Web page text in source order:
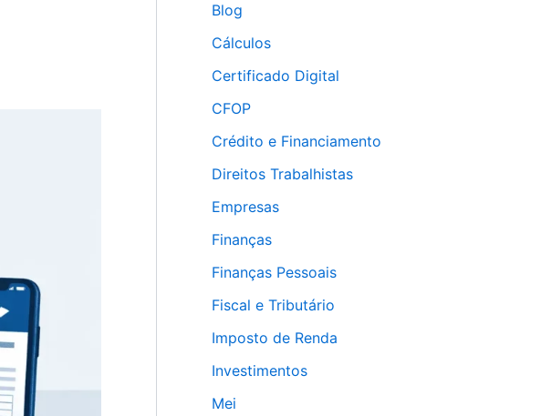
Blog
Cálculos
Certificado Digital
CFOP
Crédito e Financiamento
Direitos Trabalhistas
Empresas
Finanças
Finanças Pessoais
Fiscal e Tributário
Imposto de Renda
Investimentos
Mei